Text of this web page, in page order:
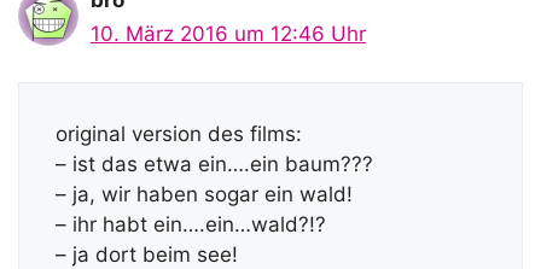
10. März 2016 um 12:46 Uhr
original version des films:
– ist das etwa ein….ein baum???
– ja, wir haben sogar ein wald!
– ihr habt ein….ein…wald?!?
– ja dort beim see!